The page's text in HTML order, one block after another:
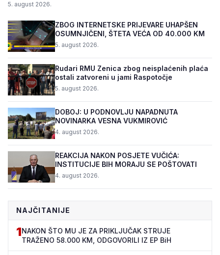
5. august 2026.
ZBOG INTERNETSKE PRIJEVARE UHAPŠEN
OSUMNJIČENI, ŠTETA VEĆA OD 40.000 KM
5. august 2026.
Rudari RMU Zenica zbog neisplaćenih plaća
ostali zatvoreni u jami Raspotočje
5. august 2026.
DOBOJ: U PODNOVLJU NAPADNUTA
NOVINARKA VESNA VUKMIROVIĆ
4. august 2026.
REAKCIJA NAKON POSJETE VUČIĆA:
INSTITUCIJE BIH MORAJU SE POŠTOVATI
4. august 2026.
NAJČITANIJE
1NAKON ŠTO MU JE ZA PRIKLJUČAK STRUJE
TRAŽENO 58.000 KM, ODGOVORILI IZ EP BiH